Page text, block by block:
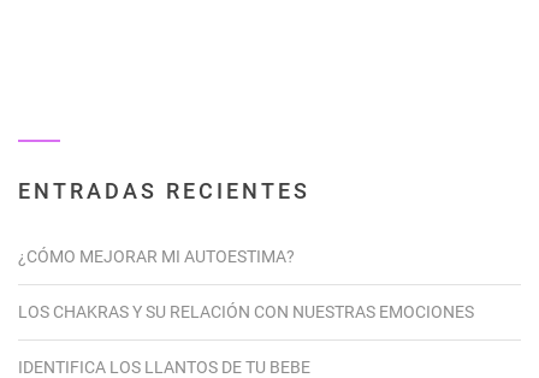
ENTRADAS RECIENTES
¿CÓMO MEJORAR MI AUTOESTIMA?
LOS CHAKRAS Y SU RELACIÓN CON NUESTRAS EMOCIONES
IDENTIFICA LOS LLANTOS DE TU BEBE